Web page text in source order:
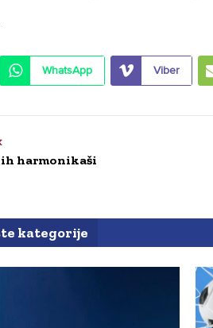
WhatsApp Viber
harmonikaši
kategorije